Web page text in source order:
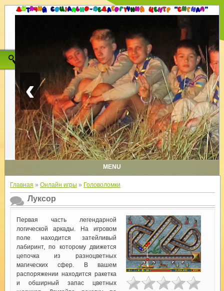
‹
MENU
Главная » Онлайн игры » Головоломки
Луксор
Первая часть легендарной
логической аркады. На игровом
поле находится затейливый
лабиринт, по которому движется
цепочка из разноцветных
магических сфер. В вашем
распоряжении находится ракетка
и обширный запас цветных